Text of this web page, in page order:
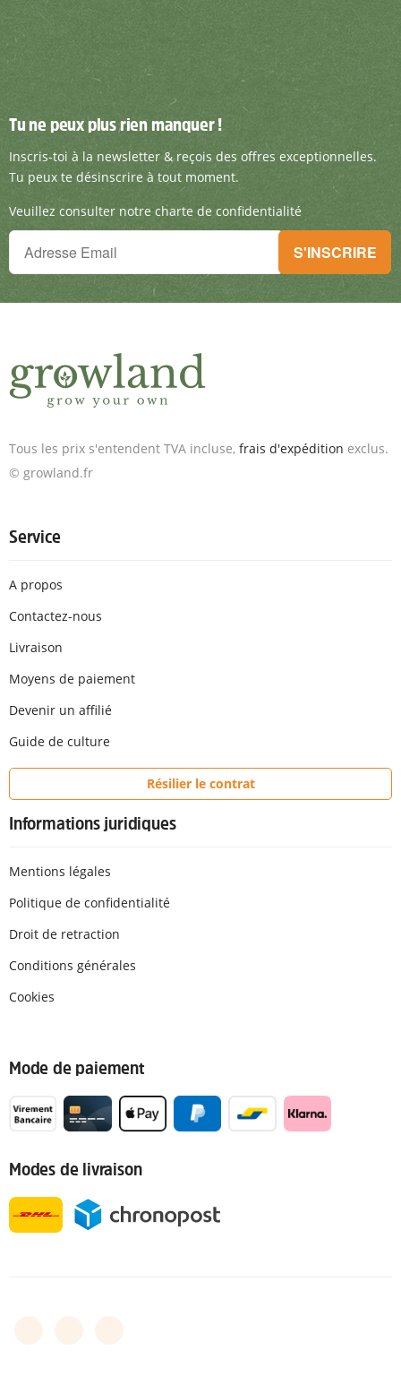
Tu ne peux plus rien manquer !
Inscris-toi à la newsletter & reçois des offres
Tu ne peux plus rien manquer !
Inscris-toi à la newsletter & reçois des offres exceptionnelles.
Tu peux te désinscrire à tout moment.
Veuillez consulter notre charte de confidentialité
Tu ne peux plus rien manquer !
Inscris-toi à la newsletter & reçois des offres exceptionnelles.
S'INSCRIRE
Tous les prix s'entendent TVA incluse, frais d'expédition exclus.
© growland.fr
Service
A propos
Contactez-nous
Livraison
Moyens de paiement
Devenir un affilié
Guide de culture
Résilier le contrat
Informations juridiques
Mentions légales
Politique de confidentialité
Droit de retraction
Conditions générales
Cookies
Mode de paiement
Modes de livraison